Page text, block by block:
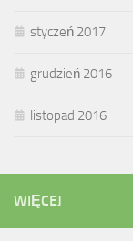
styczeń 2017
grudzień 2016
listopad 2016
WIĘCEJ